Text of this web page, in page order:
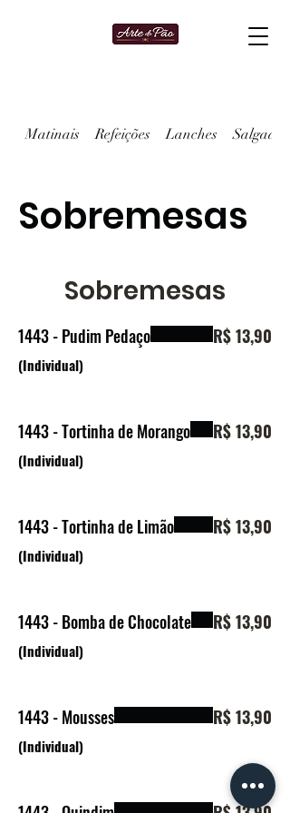
Matinais Refeições Lanches Salgados
Sobremesas
Sobremesas
1443 - Pudim Pedaço
(Individual)
R$ 13,90
1443 - Tortinha de Morango
(Individual)
R$ 13,90
1443 - Tortinha de Limão
(Individual)
R$ 13,90
1443 - Bomba de Chocolate
(Individual)
R$ 13,90
1443 - Mousses
(Individual)
R$ 13,90